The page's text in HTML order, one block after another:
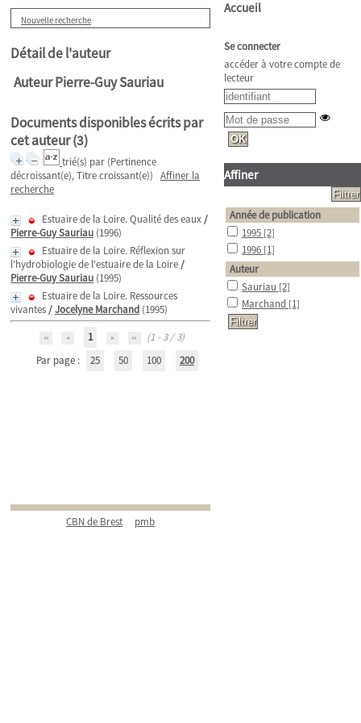
Nouvelle recherche
Détail de l'auteur
Auteur Pierre-Guy Sauriau
Documents disponibles écrits par
cet auteur (3)
trié(s) par (Pertinence
décroissant(e), Titre croissant(e)) Affiner la
recherche
Estuaire de la Loire. Qualité des eaux/
Pierre-Guy Sauriau (1996)
Estuaire de la Loire. Réflexion sur
l'hydrobiologie de l'estuaire de la Loire/
Pierre-Guy Sauriau (1995)
Estuaire de la Loire. Ressources
vivantes/Jocelyne Marchand (1995)
1
(1 - 3 / 3)
Par page :
25 50 100 200
CBN de Brest pmb
Accueil
Se connecter
accéder à votre compte de
lecteur
Affiner
Année de publication
1995 [2]
1996 [1]
Auteur
Sauriau [2]
Marchand [1]